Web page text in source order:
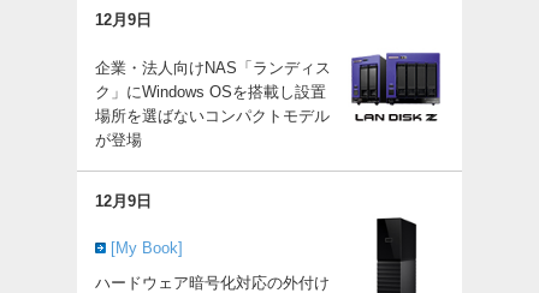
12月9日
企業・法人向けNAS「ランディス
ク」にWindows OSを搭載し設置
場所を選ばないコンパクトモデル
が登場
12月9日
[My Book]
ハードウェア暗号化対応の外付け